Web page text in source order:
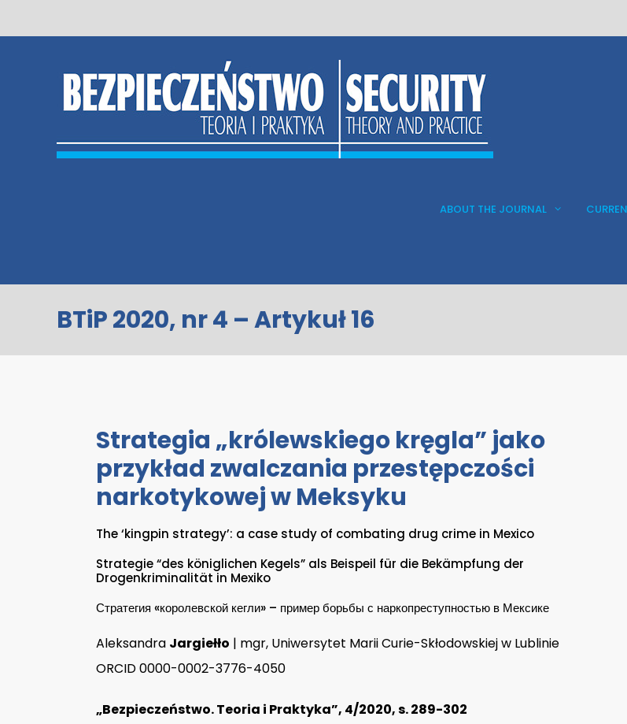
to
ABOUT THE JOURNAL
BTiP 2020, nr 4 – Artykuł 16
Strategia „królewskiego kręgla” jako
przykład zwalczania przestępczości
narkotykowej w Meksyku
The ‘kingpin strategy’: a case study of combating drug crime in Mexico
Strategie “des königlichen Kegels” als Beispeil für die Bekämpfung der
Drogenkriminalität in Mexiko
Стратегия «королевской кегли» – пример борьбы с наркопреступностью в Мексике
Aleksandra Jargiełło | mgr, Uniwersytet Marii Curie-Skłodowskiej w Lublinie
ORCID 0000-0002-3776-4050
„Bezpieczeństwo. Teoria i Praktyka”, 4/2020, s. 289-302